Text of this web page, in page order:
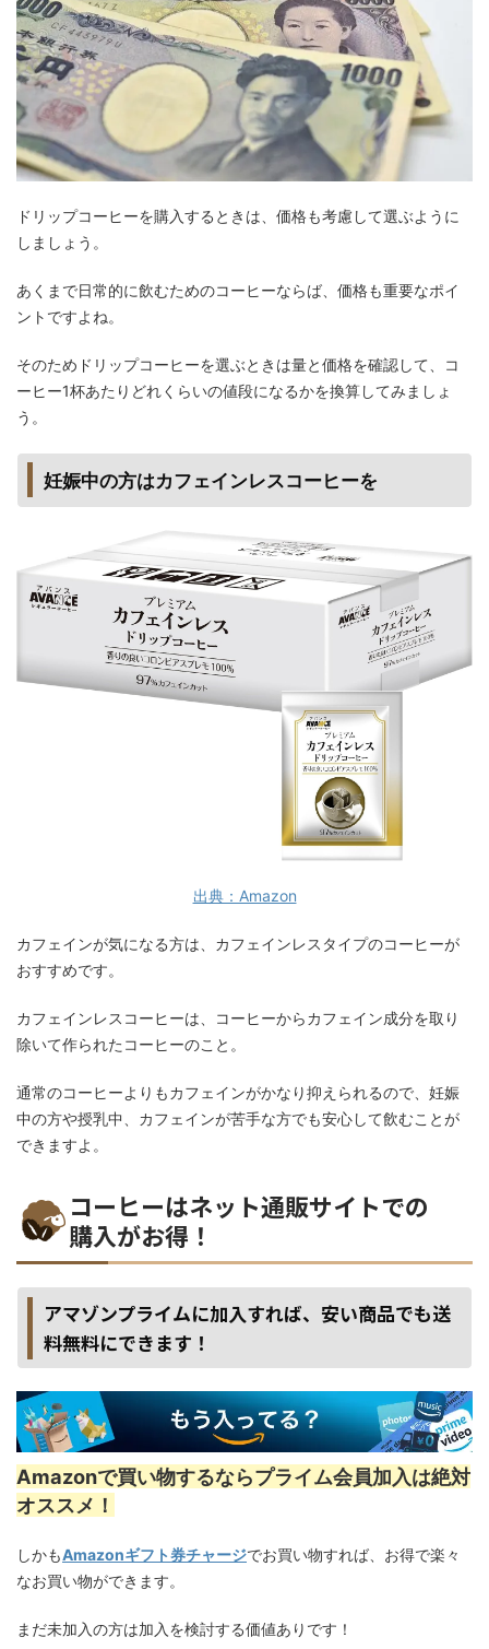
ドリップコーヒーを購入するときは、価格も考慮して選ぶように
しましょう。
あくまで日常的に飲むためのコーヒーならば、価格も重要なポイ
ントですよね。
そのためドリップコーヒーを選ぶときは量と価格を確認して、コ
ーヒー1杯あたりどれくらいの値段になるかを換算してみましょ
う。
妊娠中の方はカフェインレスコーヒーを
出典：Amazon
カフェインが気になる方は、カフェインレスタイプのコーヒーが
おすすめです。
カフェインレスコーヒーは、コーヒーからカフェイン成分を取り
除いて作られたコーヒーのこと。
通常のコーヒーよりもカフェインがかなり抑えられるので、妊娠
中の方や授乳中、カフェインが苦手な方でも安心して飲むことが
できますよ。
コーヒーはネット通販サイトでの
購入がお得！
アマゾンプライムに加入すれば、安い商品でも送
料無料にできます！
Amazonで買い物するならプライム会員加入は絶対
オススメ！
しかもAmazonギフト券チャージでお買い物すれば、お得で楽々
なお買い物ができます。
まだ未加入の方は加入を検討する価値ありです！